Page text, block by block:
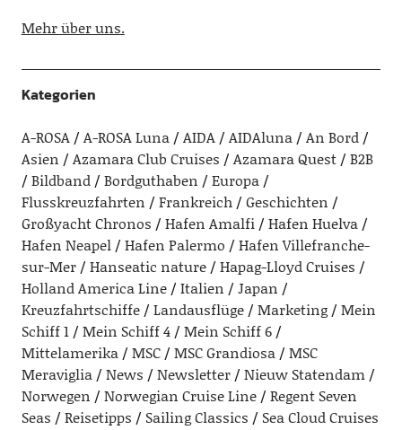
Mehr über uns.
Kategorien
A-ROSA A-ROSA Luna AIDA AIDAluna
An Bord
Asien
Azamara Club Cruises Azamara Quest
B2B
Bildband
Bordguthaben
Europa
Flusskreuzfahrten
Frankreich
Geschichten
Großyacht Chronos
Hafen Amalfi
Hafen Huelva
Hafen Neapel
Hafen Palermo
Hafen Villefranche-
sur-Mer
Hanseatic nature
Hapag-Lloyd Cruises
Holland America Line
Italien
Japan
Kreuzfahrtschiffe
Landausflüge Marketing
Mein
Schiff 1
Mein Schiff 4
Mein Schiff 6
Mittelamerika
MSC MSC Grandiosa
MSC
Meraviglia
News Newsletter
Nieuw Statendam
Norwegen
Norwegian Cruise Line
Regent Seven
Seas
Reisetipps Sailing Classics
Sea Cloud Cruises